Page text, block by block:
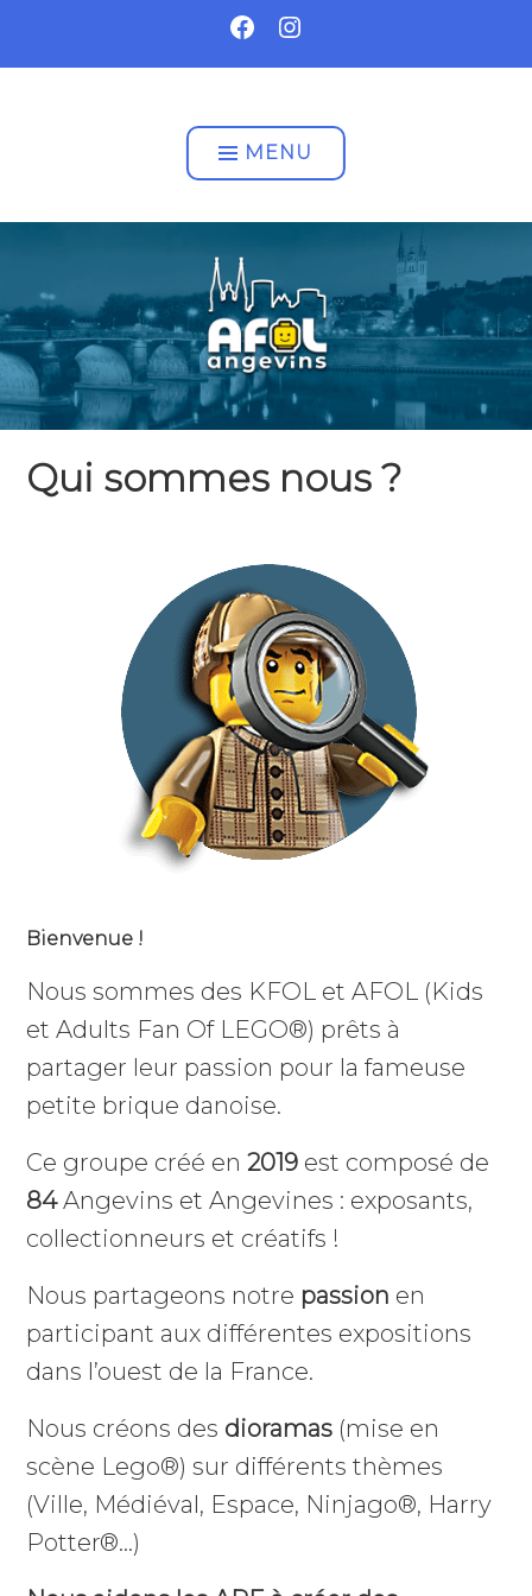
contenu
FACEBOOKINSTAGRAM
AFOL ANGEVINS
MENU
Qui sommes nous ?
Bienvenue !
Nous sommes des KFOL et AFOL (Kids
et Adults Fan Of LEGO®) prêts à
partager leur passion pour la fameuse
petite brique danoise.
Ce groupe créé en2019 est composé de
84Angevins et Angevines : exposants,
collectionneurs et créatifs !
Nous partageons notre passion en
participant aux différentes expositions
dans l’ouest de la France.
Nous créons des dioramas (mise en
scène Lego®) sur différents thèmes
(Ville, Médiéval, Espace, Ninjago®, Harry
Potter®…)